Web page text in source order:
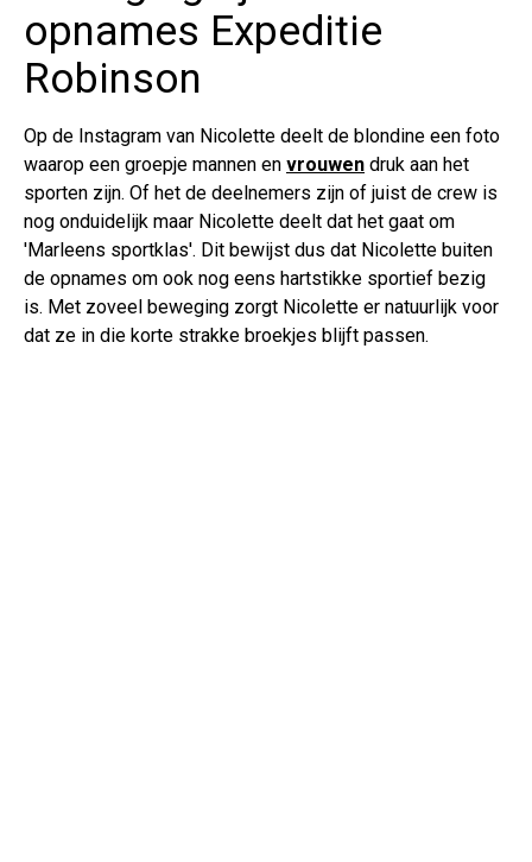
opnames Expeditie
Robinson
Op de Instagram van Nicolette deelt de blondine een foto
waarop een groepje mannen en vrouwen druk aan het
sporten zijn. Of het de deelnemers zijn of juist de crew is
nog onduidelijk maar Nicolette deelt dat het gaat om
'Marleens sportklas'. Dit bewijst dus dat Nicolette buiten
de opnames om ook nog eens hartstikke sportief bezig
is. Met zoveel beweging zorgt Nicolette er natuurlijk voor
dat ze in die korte strakke broekjes blijft passen.